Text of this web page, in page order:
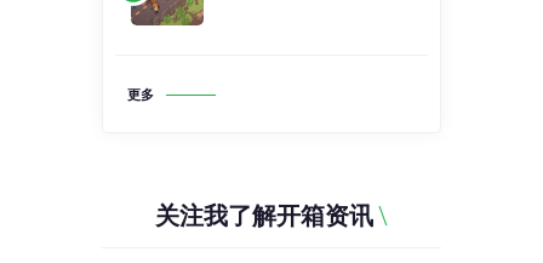
更多
关注我了解开箱资讯